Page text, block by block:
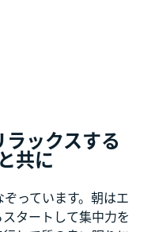
ックスする
共に
っています。朝はエ
タートして集中力を